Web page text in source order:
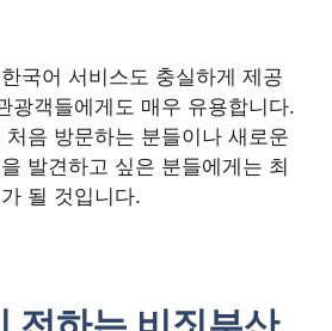
국어 서비스도 충실하게 제공
광객들에게도 매우 유용합니다.
처음 방문하는 분들이나 새로운
발견하고 싶은 분들에게는 최
될 것입니다.